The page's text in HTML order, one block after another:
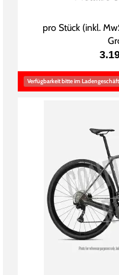
pro Stück (inkl.
Verfügbarkeit bitte im